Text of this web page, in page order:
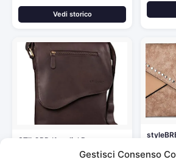
Gestisci Consenso
Vedi storico
STILORD ‘Amelio’ Borsa uomo
piccola in pelle Borsello…
e…